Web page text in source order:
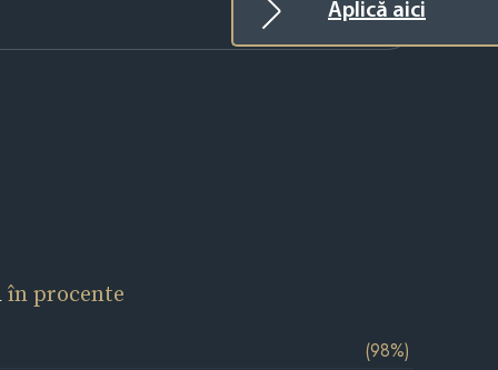
Aplică aici
în procente
(98%)